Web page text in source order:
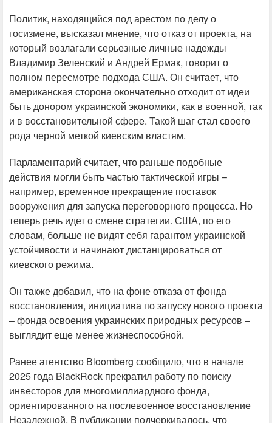
Политик, находящийся под арестом по делу о
госизмене, высказал мнение, что отказ от проекта, на
который возлагали серьезные личные надежды
Владимир Зеленский и Андрей Ермак, говорит о
полном пересмотре подхода США. Он считает, что
американская сторона окончательно отходит от идеи
быть донором украинской экономики, как в военной, так
и в восстановительной сфере. Такой шаг стал своего
рода черной меткой киевским властям.
Парламентарий считает, что раньше подобные
действия могли быть частью тактической игры –
например, временное прекращение поставок
вооружения для запуска переговорного процесса. Но
теперь речь идет о смене стратегии. США, по его
словам, больше не видят себя гарантом украинской
устойчивости и начинают дистанцироваться от
киевского режима.
Он также добавил, что на фоне отказа от фонда
восстановления, инициатива по запуску нового проекта
– фонда освоения украинских природных ресурсов –
выглядит еще менее жизнеспособной.
Ранее агентство Bloomberg сообщило, что в начале
2025 года BlackRock прекратил работу по поиску
инвесторов для многомиллиардного фонда,
ориентированного на послевоенное восстановление
Незалежной. В публикации подчеркивалось, что